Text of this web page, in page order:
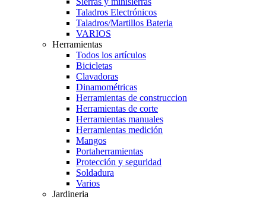
Taladros Electrónicos
Taladros/Martillos Bateria
VARIOS
Herramientas
Todos los artículos
Bicicletas
Clavadoras
Dinamométricas
Herramientas de construccion
Herramientas de corte
Herramientas manuales
Herramientas medición
Mangos
Portaherramientas
Protección y seguridad
Soldadura
Varios
Jardineria